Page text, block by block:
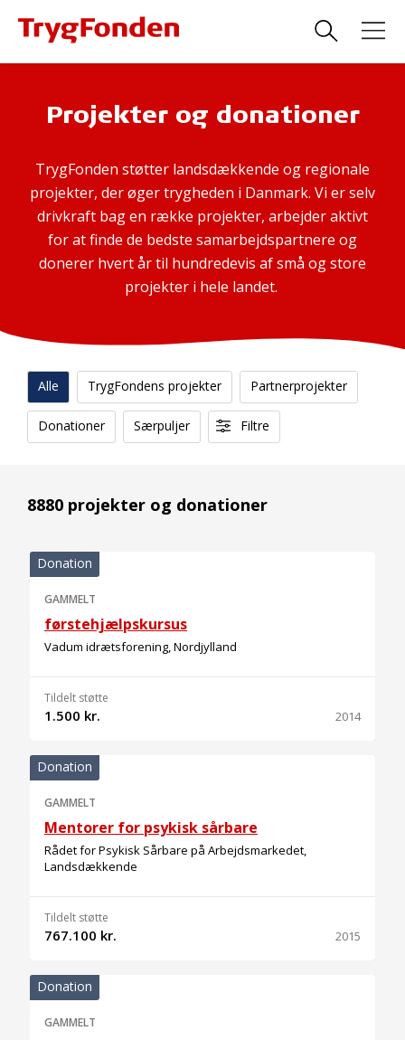
Projekter og donationer
TrygFonden støtter landsdækkende og regionale
projekter, der øger trygheden i Danmark. Vi er selv
drivkraft bag en række projekter, arbejder aktivt
for at finde de bedste samarbejdspartnere og
donerer hvert år til hundredevis af små og store
projekter i hele landet.
Alle TrygFondens projekter Partnerprojekter
Donationer Særpuljer Filtre
8880 projekter og donationer
Donation
GAMMELT
førstehjælpskursus
Vadum idrætsforening, Nordjylland
Tildelt støtte
1.500 kr. 2014
Donation
GAMMELT
Mentorer for psykisk sårbare
Rådet for Psykisk Sårbare på Arbejdsmarkedet,
Landsdækkende
Tildelt støtte
767.100 kr. 2015
Donation
GAMMELT